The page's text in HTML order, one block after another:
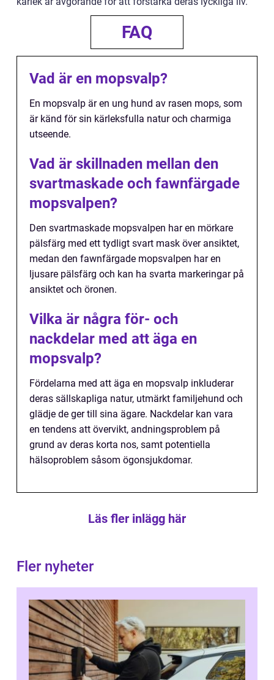
FAQ
Vad är en mopsvalp?
En mopsvalp är en ung hund av rasen mops, som
är känd för sin kärleksfulla natur och charmiga
utseende.
Vad är skillnaden mellan den
svartmaskade och fawnfärgade
mopsvalpen?
Den svartmaskade mopsvalpen har en mörkare
pälsfärg med ett tydligt svart mask över ansiktet,
medan den fawnfärgade mopsvalpen har en
ljusare pälsfärg och kan ha svarta markeringar på
ansiktet och öronen.
Vilka är några för- och
nackdelar med att äga en
mopsvalp?
Fördelarna med att äga en mopsvalp inkluderar
deras sällskapliga natur, utmärkt familjehund och
glädje de ger till sina ägare. Nackdelar kan vara
en tendens att övervikt, andningsproblem på
grund av deras korta nos, samt potentiella
hälsoproblem såsom ögonsjukdomar.
Läs fler inlägg här
Fler nyheter